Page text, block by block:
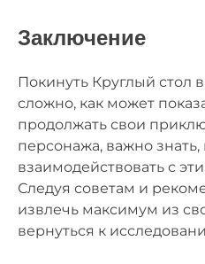
Заключение
Покинуть Круглый стол
сложно, как может
продолжать свои
персонажа, важно
взаимодействовать с
Следуя советам и
извлечь максимум из
вернуться к